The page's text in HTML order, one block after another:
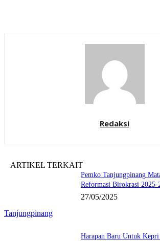
Redaksi
ARTIKEL TERKAIT
Tanjungpinang
Pemko Tanjungpinang
Reformasi Birokrasi 2025-
27/05/2025
Harapan Baru Untuk